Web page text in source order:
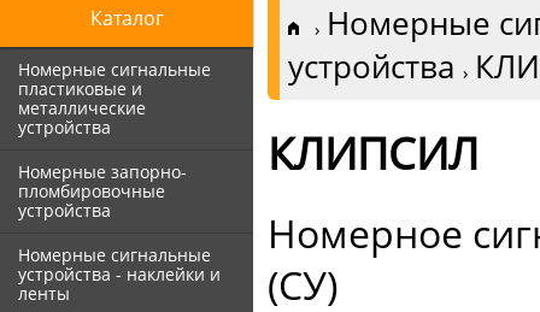
Каталог
Номерные сигнальные
пластиковые и
металлические
устройства
Номерные запорно-
пломбировочные
устройства
Номерные сигнальные
устройства - наклейки и
ленты
Номерные
устройства
КЛИПСИЛ
Номерное
(СУ)